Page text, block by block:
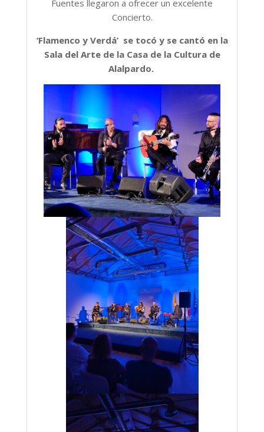
Fuentes llegaron a ofrecer un excelente
Concierto.
‘Flamenco y Verdá’ se tocó y se cantó en la
Sala del Arte de la Casa de la Cultura de
Alalpardo.